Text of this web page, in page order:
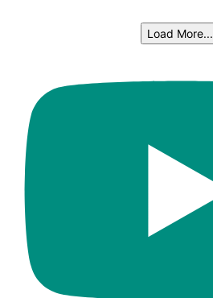
Load More...